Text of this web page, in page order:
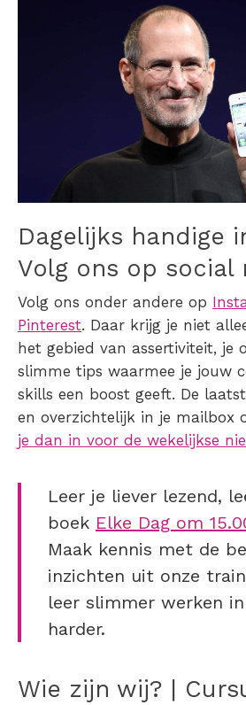
Dagelijks handige
Volg ons op social
Volg ons onder andere op
Pinterest. Daar krijg je niet
het gebied van assertiviteit, je
slimme tips waarmee je jouw
skills een boost geeft. De
en overzichtelijk in je mailbox
je dan in voor de wekelijkse
Leer je liever lezend,
boek Elke Dag om
Maak kennis met de
inzichten uit onze
leer slimmer werken
harder.
Wie zijn wij? |